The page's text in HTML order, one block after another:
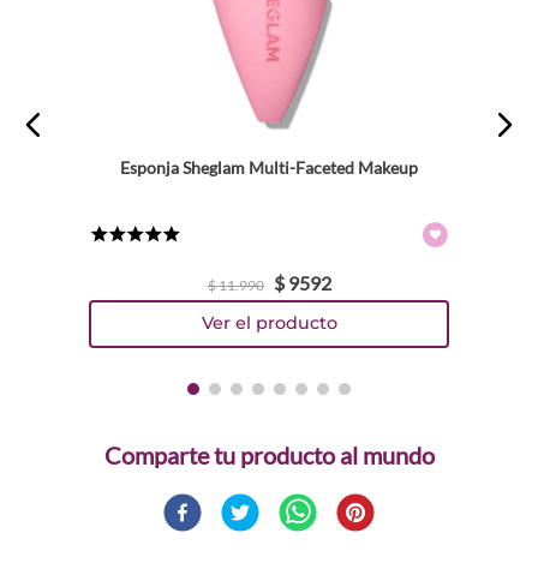
Esponja Sheglam Multi-Faceted Makeup
$11.990 $ 9592
Comparte